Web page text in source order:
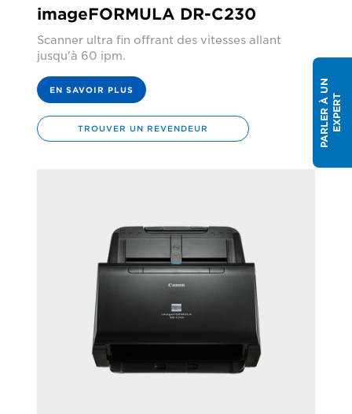
imageFORMULA DR-C230
Scanner ultra fin offrant des vitesses allant
jusqu'à 60 ipm.
EN SAVOIR PLUS
TROUVER UN REVENDEUR P
A
R
L
E
R
À
U
N
E
X
P
E
RT